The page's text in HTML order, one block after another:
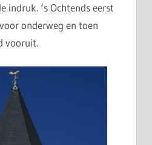
indruk. ‘s Ochtends eerst
onderweg en toen
vooruit.